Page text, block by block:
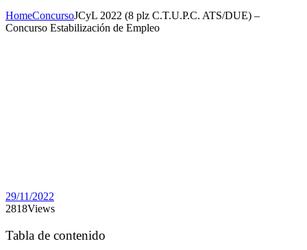
HomeConcursoJCyL 2022 (8 plz C.T.U.P.C. ATS/DUE) –
Concurso Estabilización de Empleo
29/11/2022
2818Views
Tabla de contenido